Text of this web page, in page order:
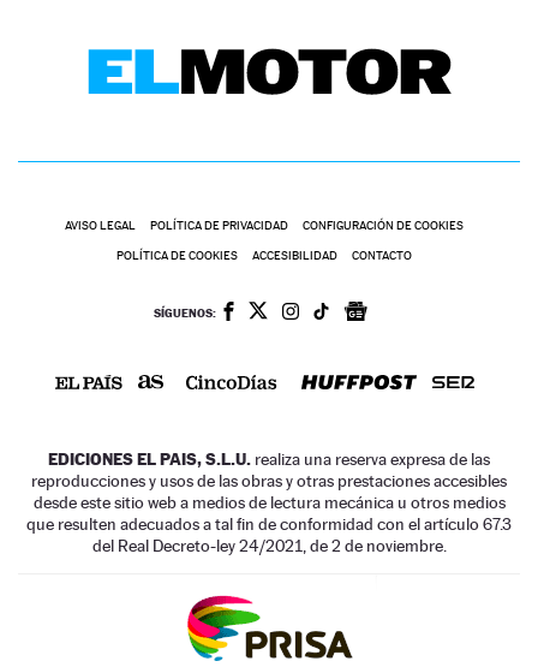
AVISO LEGAL POLÍTICA DE PRIVACIDAD CONFIGURACIÓN DE COOKIES
POLÍTICA DE COOKIES ACCESIBILIDAD CONTACTO
SÍGUENOS:
EDICIONES EL PAIS, S.L.U. realiza una reserva expresa de las
reproducciones y usos de las obras y otras prestaciones accesibles
desde este sitio web a medios de lectura mecánica u otros medios
que resulten adecuados a tal fin de conformidad con el artículo 67.3
del Real Decreto-ley 24/2021, de 2 de noviembre.